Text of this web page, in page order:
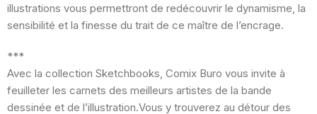
illustrations vous permettront de redécouvrir le dynamisme, la
sensibilité et la finesse du trait de ce maître de l’encrage.
***
Avec la collection Sketchbooks, Comix Buro vous invite à
feuilleter les carnets des meilleurs artistes de la bande
dessinée et de l’illustration.Vous y trouverez au détour des